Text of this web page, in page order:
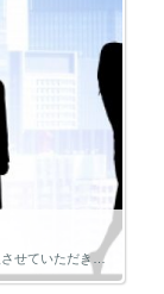
先日、一般社団法人日本キャリアデザイン学会に加入させていただきました。 学会というと、医師や大学教授などが集まる会と思いがちですが、一定の条件を満たせば一般の方でも加入ができます。 「学会は偉い先生の集まり」と私も思って […]